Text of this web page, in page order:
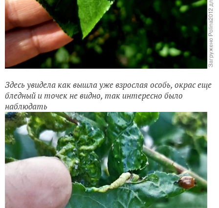
Здесь увидела как вышла уже взрослая особь, окрас еще
бледный и точек не видно, так интересно было
наблюдать